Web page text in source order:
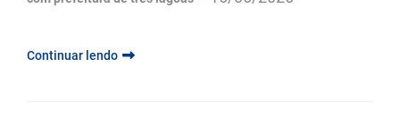
Continuar lendo